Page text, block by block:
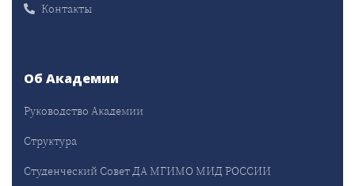
Контакты
Об Академии
Руководство Академии
Структура
Студенческий Совет ДА МГИМО МИД РОССИИ